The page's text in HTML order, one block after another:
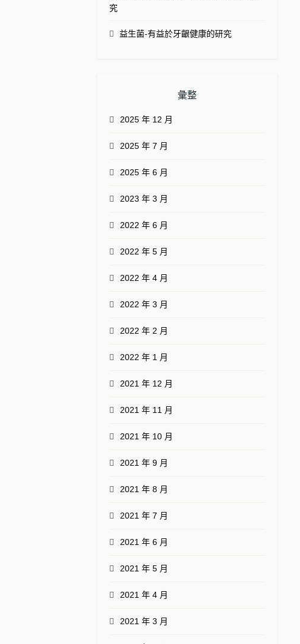
究
益生菌-有益於牙齦健康的研究
彙整
2025 年 12 月
2025 年 7 月
2025 年 6 月
2023 年 3 月
2022 年 6 月
2022 年 5 月
2022 年 4 月
2022 年 3 月
2022 年 2 月
2022 年 1 月
2021 年 12 月
2021 年 11 月
2021 年 10 月
2021 年 9 月
2021 年 8 月
2021 年 7 月
2021 年 6 月
2021 年 5 月
2021 年 4 月
2021 年 3 月